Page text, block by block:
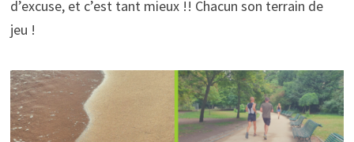
d’excuse, et c’est tant mieux !! Chacun son terrain de
jeu !